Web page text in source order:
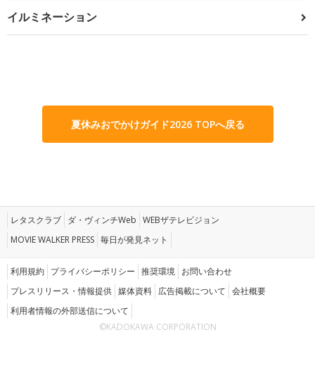
イルミネーション
夏休みおでかけガイド2026 TOPへ戻る
レタスクラブ ダ・ヴィンチWeb WEBザテレビジョン
MOVIE WALKER PRESS 毎日が発見ネット
利用規約 プライバシーポリシー 推奨環境 お問い合わせ
プレスリリース・情報提供 媒体資料 広告掲載について 会社概要
利用者情報の外部送信について
©KADOKAWA CORPORATION